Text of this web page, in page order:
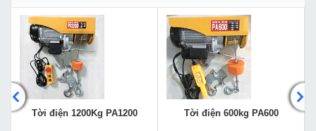
Tời điện 1200Kg PA1200 Tời điện 600kg PA600